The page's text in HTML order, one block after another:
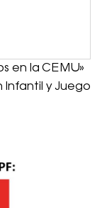
en la CEMU»
y Juego